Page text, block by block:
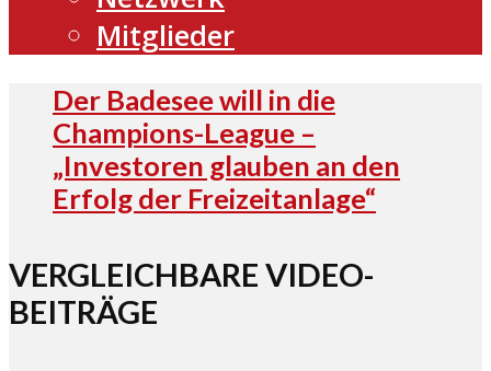
Mitglieder
Der Badesee will in die
Champions-League –
„Investoren glauben an den
Erfolg der Freizeitanlage“
VERGLEICHBARE VIDEO-
BEITRÄGE